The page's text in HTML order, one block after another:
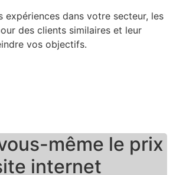
expériences dans votre secteur, les
des clients similaires et leur
vos objectifs.
même le prix
internet